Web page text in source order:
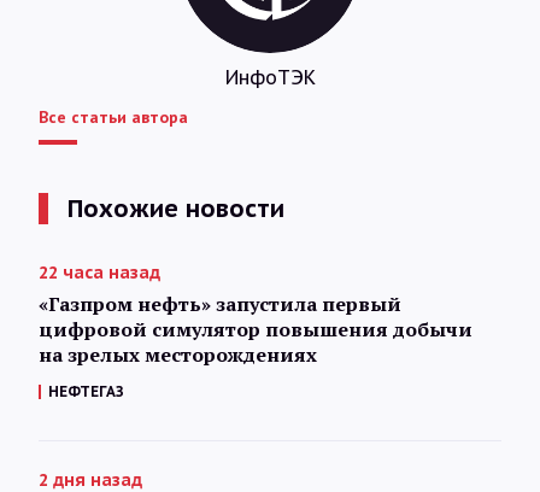
ИнфоТЭК
Все статьи автора
Похожие новости
22 часа назад
«Газпром нефть» запустила первый
цифровой симулятор повышения добычи
на зрелых месторождениях
НЕФТЕГАЗ
2 дня назад